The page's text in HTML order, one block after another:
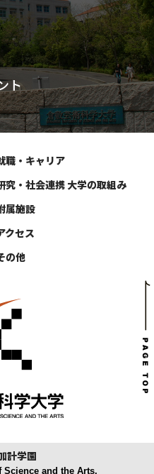
ト
職・キャリア
究・社会連携 大学の取組み
属施設
クセス
の他
計学園
and the Arts.